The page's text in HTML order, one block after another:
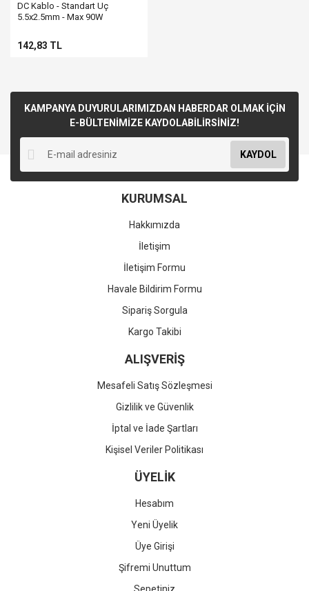
DC Kablo - Standart Uç
5.5x2.5mm - Max 90W
142,83 TL
KAMPANYA DUYURULARIMIZDAN HABERDAR OLMAK İÇİN
E-BÜLTENİMİZE KAYDOLABİLİRSİNİZ!
KAYDOL
KURUMSAL
Hakkımızda
İletişim
İletişim Formu
Havale Bildirim Formu
Sipariş Sorgula
Kargo Takibi
ALIŞVERİŞ
Mesafeli Satış Sözleşmesi
Gizlilik ve Güvenlik
İptal ve İade Şartları
Kişisel Veriler Politikası
ÜYELİK
Hesabım
Yeni Üyelik
Üye Girişi
Şifremi Unuttum